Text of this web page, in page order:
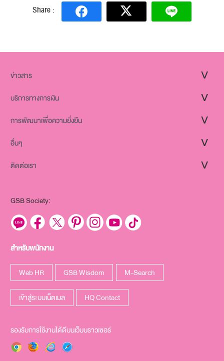
Share :
ข่าวสาร
บริการทางการเงิน
การพัฒนาเพื่อความยั่งยืน
อื่นๆ
ติดต่อเรา
GSB Society:
สำหรับพนักงาน
Web HR GSB Wisdom M-Search
เข้าสู่ระบบเน็ตเมล HQ Contact
รองรับการใช้งานได้ดีบนเว็บบราวเซอร์